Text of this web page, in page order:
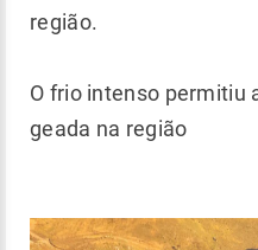
região.
O frio intenso permitiu
geada na região